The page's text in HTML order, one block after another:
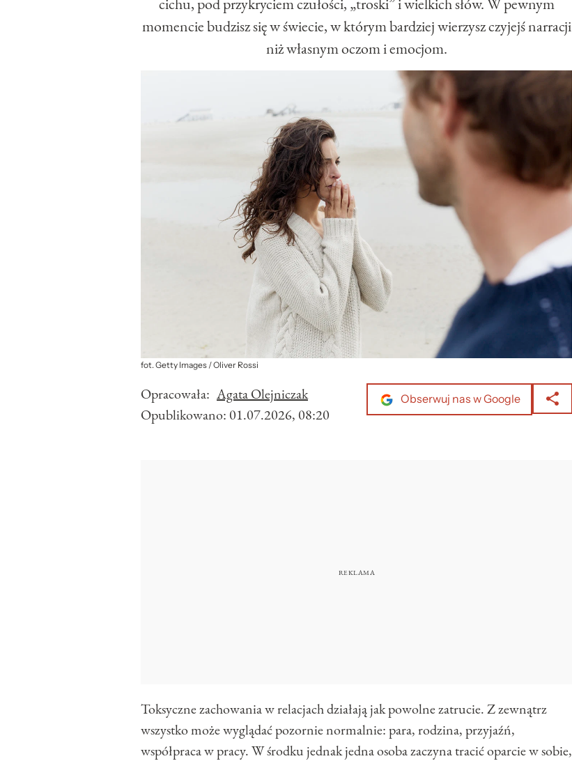
momencie budzisz się w świecie, w którym bardziej wierzysz czyjejś narracji
niż własnym oczom i emocjom.
fot. Getty Images / Oliver Rossi
Opracowała: Agata Olejniczak
Opublikowano: 01.07.2026, 08:20
Obserwuj nas w Google
Toksyczne zachowania w relacjach działają jak powolne zatrucie. Z zewnątrz
wszystko może wyglądać pozornie normalnie: para, rodzina, przyjaźń,
współpraca w pracy. W środku jednak jedna osoba zaczyna tracić oparcie w sobie,